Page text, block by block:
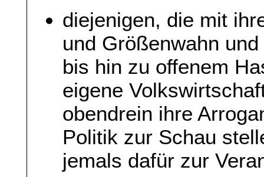
diejenigen, die mit
und Größenwahn
bis hin zu offenem
eigene
obendrein ihre
Politik zur Schau
jemals dafür zur